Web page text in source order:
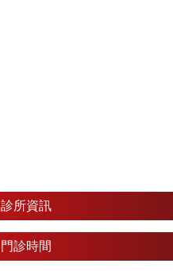
診所資訊
門診時間